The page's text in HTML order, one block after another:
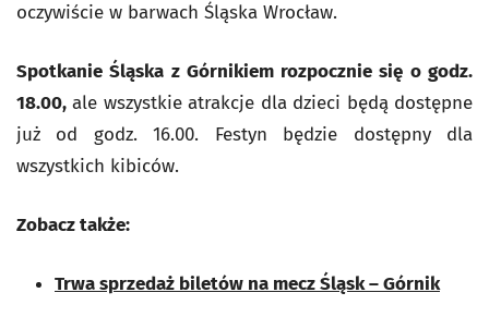
oczywiście w barwach Śląska Wrocław.
Spotkanie Śląska z Górnikiem rozpocznie się o godz.
18.00, ale wszystkie atrakcje dla dzieci będą dostępne
już od godz. 16.00. Festyn będzie dostępny dla
wszystkich kibiców.
Zobacz także:
Trwa sprzedaż biletów na mecz Śląsk – Górnik